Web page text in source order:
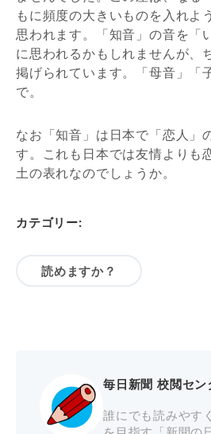
もに頻度の大きいものを入れよ
思われます。「知音」の音を「
に思われるかもしれませんが、
掲げられています。「母音」「
で。
なお「知音」は日本で「恋人」
す。これも日本では友情よりも
土の表れなのでしょうか。
カテゴリー:
読めますか？
毎日新聞 校閲セン
誰にでも読みやす